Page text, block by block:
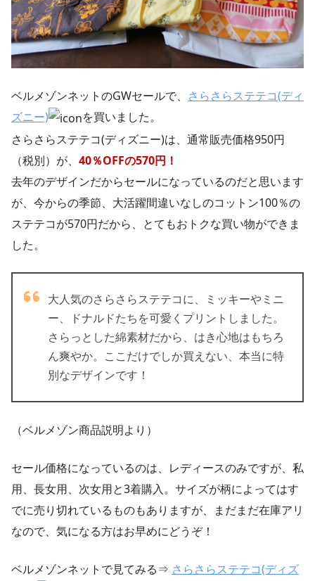
ベルメゾンネットのGWセールで、 さらさらステテコ(ディ
ズニー)
を買いました。
さらさらステテコ(ディズニー)は、通常販売価格950円
（税別）が、 40％OFFの570円！
去年のデザインだからセールになっているのだと思います
が、今からの季節、大活躍間違いなしのコットン100％の
ステテコが570円だから、とてもおトクな買い物ができま
した。
大人気のさらさらステテコに、ミッキーやミニ
ー、ドナルドたちを可愛くプリントしました。
さらっとした綿素材だから、はき心地はもちろ
ん爽やか。ここだけでしか買えない、本当に特
別なデザインです！
（ベルメゾン商品説明より）
セール価格になっているのは、レディースのみですが、私
用、長女用、次女用と3着購入。サイズが柄によってはす
でに売り切れているものもありますが、まだまだ在庫アリ
なので、気になる方はお早めにどうぞ！
ベルメゾンネットで見てみる⇒ さらさらステテコ(ディズ